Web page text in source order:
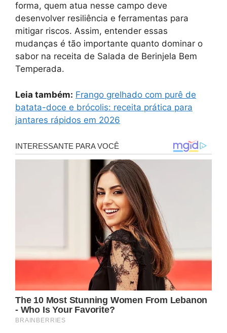
forma, quem atua nesse campo deve
desenvolver resiliência e ferramentas para
mitigar riscos. Assim, entender essas
mudanças é tão importante quanto dominar o
sabor na receita de Salada de Berinjela Bem
Temperada.
Leia também: Frango grelhado com purê de
batata-doce e brócolis: receita prática para
jantares rápidos em 2026